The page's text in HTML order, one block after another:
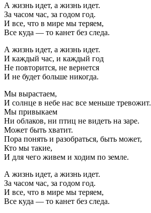
А жизнь идет, а жизнь идет.
За часом час, за годом год.
И все, что в мире мы теряем,
Все куда — то канет без следа.
А жизнь идет, а жизнь идет.
И каждый час, и каждый год
Не повторится, не вернется
И не будет больше никогда.
Мы вырастаем,
И солнце в небе нас все меньше тревожит.
Мы привыкаем
Ни облаков, ни птиц не видеть на заре.
Может быть хватит.
Пора понять и разобраться, быть может,
Кто мы такие,
И для чего живем и ходим по земле.
А жизнь идет, а жизнь идет.
За часом час, за годом год.
И все, что в мире мы теряем,
Все куда — то канет без следа.